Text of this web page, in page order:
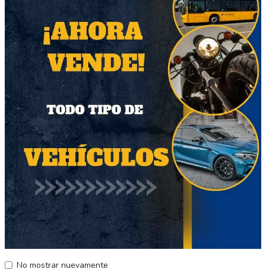
No mostrar nuevamente
Helado choco fru y
chocolate crocante
$9000
Región Metropolitana
Producto Nuevo
Chinoanzini bananini
$8990
Región Metropolitana
Producto Nuevo
58
Desodorante Dove
spray hombre y mujer
58
shampoo